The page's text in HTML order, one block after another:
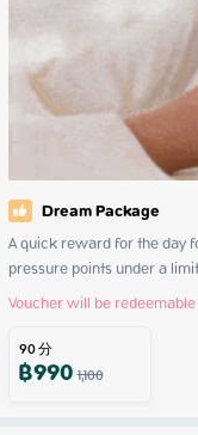
Dream Package
A quick reward for the day
pressure points under a
Voucher will be
90分
฿9901,100